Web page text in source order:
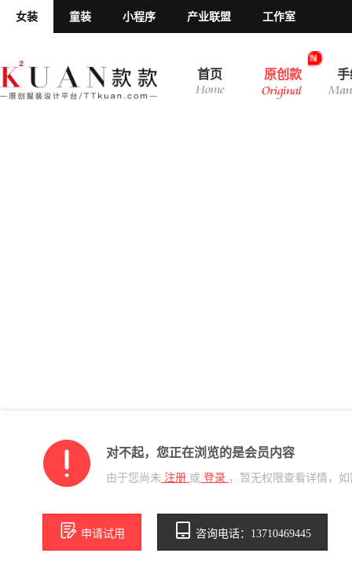
女装 童装 小程序 产业联盟 工作室
首页 原创款
N
对不起，您正在浏览的是会员内容
由于您尚未 注册 或 登录 ，暂无权限查看详情，
申请试用 咨询电话：13710469445